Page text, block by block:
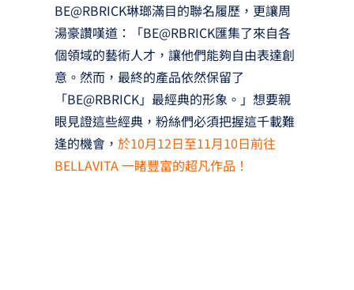
BE@RBRICK琳瑯滿目的聯名履歷，更讓周
湯豪讚嘆道：「BE@RBRICK匯集了來自各
個領域的藝術人才，讓他們能夠自由表達創
意。然而，最終的產品依然保留了
「BE@RBRICK」最經典的形象。」想要親
眼見證這些經典，粉絲們必須把握這千載難
逢的機會， 於10月12日至11月10日前往
BELLAVITA 一睹豐富的超凡作品！